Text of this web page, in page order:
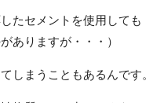
たセメントを使用しても
ありますが・・・）
しまうこともあるんです。